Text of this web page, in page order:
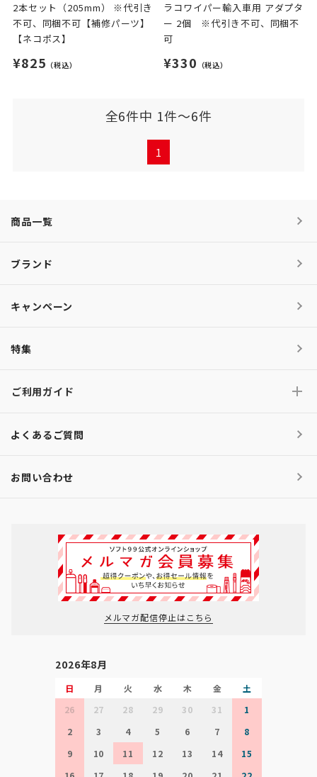
2本セット（205mm） ※代引き
不可、同梱不可【補修パーツ】
【ネコポス】
¥825 （税込）
ラコワイパー輸入車用 アダプタ
ー 2個 ※代引き不可、同梱不
可
¥330 （税込）
全6件中 1件～6件
1
商品一覧
ブランド
キャンペーン
特集
ご利用ガイド
よくあるご質問
お問い合わせ
メルマガ配信停止はこちら
2026年8月
日 月 火 水 木 金
土
26
27 28 29 30 31
1
2
3 4 5 6 7
8
9
10 11 12 13 14
15